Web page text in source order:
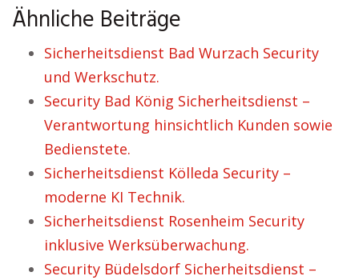
Ähnliche Beiträge
Sicherheitsdienst Bad Wurzach Security
und Werkschutz.
Security Bad König Sicherheitsdienst –
Verantwortung hinsichtlich Kunden sowie
Bedienstete.
Sicherheitsdienst Kölleda Security –
moderne KI Technik.
Sicherheitsdienst Rosenheim Security
inklusive Werksüberwachung.
Security Büdelsdorf Sicherheitsdienst –